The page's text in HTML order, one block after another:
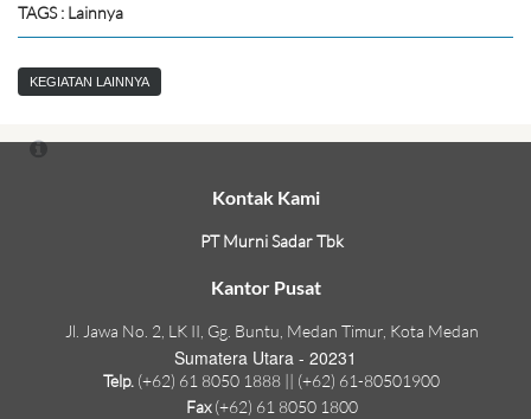
TAGS : Lainnya
KEGIATAN LAINNYA
Kontak Kami
PT Murni Sadar Tbk
Kantor Pusat
Jl. Jawa No. 2, LK II, Gg. Buntu, Medan Timur, Kota Medan
Sumatera Utara - 20231
Telp. (+62) 61 8050 1888 || (+62) 61-80501900
Fax(+62) 61 8050 1800